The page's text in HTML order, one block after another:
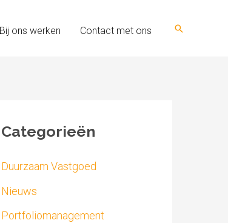
Bij ons werken Contact met ons Zoeken
Categorieën
Duurzaam Vastgoed
Nieuws
Portfoliomanagement